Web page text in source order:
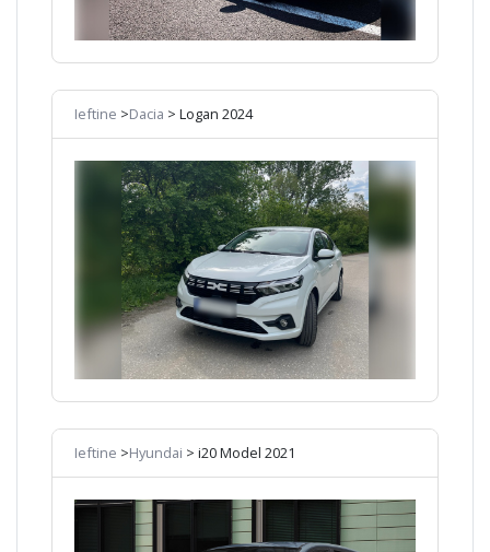
Ieftine >Dacia > Logan 2024
Ieftine >Hyundai > i20 Model 2021